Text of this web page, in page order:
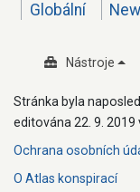
Globální
Nástroje
Stránka byla
editována 22. 9. 2019
Ochrana osobních
O Atlas konspirací